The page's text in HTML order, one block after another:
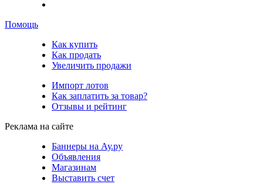
Помощь
Как купить
Как продать
Увеличить продажи
Импорт лотов
Как заплатить за товар?
Отзывы и рейтинг
Реклама на сайте
Баннеры на Ау.ру
Объявления
Магазинам
Выставить счет